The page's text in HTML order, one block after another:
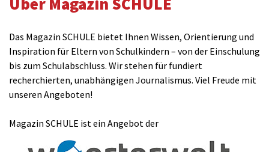
Das Magazin SCHULE bietet Ihnen Wissen, Orientierung und
Inspiration für Eltern von Schulkindern – von der Einschulung
bis zum Schulabschluss. Wir stehen für fundiert
recherchierten, unabhängigen Journalismus. Viel Freude mit
unseren Angeboten!
Magazin SCHULE ist ein Angebot der